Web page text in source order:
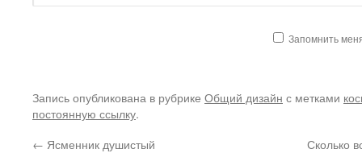
Запомнить
Запись опубликована в рубрике Общий дизайн с метками
постоянную ссылку.
← Ясменник душистый Сколько